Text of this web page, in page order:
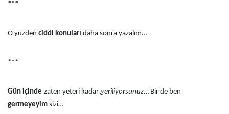
***
O yüzden ciddi konuları daha sonra yazalım…
***
Gün içinde zaten yeteri kadar geriliyorsunuz… Bir de ben
germeyeyim sizi…